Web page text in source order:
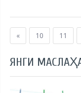
« 10 11
ЯНГИ